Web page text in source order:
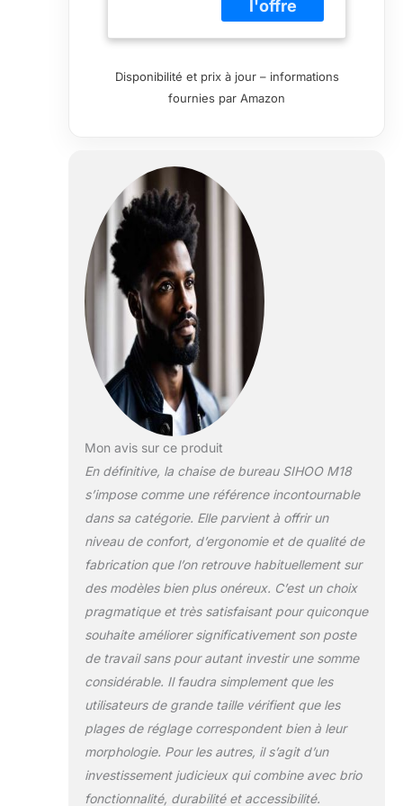
position assise la
périodes de
temps. Le
dossier réglable,
hauteur et de
l'inclinaison du
siège, ainsi que
les accoudoirs
réglables en
hauteur, vous
offrent une
expérience
personnalisée.
★[Dossier en
maille
respirante]Les
fauteuil de
de haute qualité
ont des dossiers
vous procurent
une sensation de
fraîcheur et une
position assise
favorise une
bonne circulation
de l'air, élimine la
sueur et
l'humidité, et
vous permet
d’allier détente et
concentration.
★[Siège
rembourré] Le
design en forme
Disponibilité et prix à jour – informations
fournies par Amazon
Mon avis sur ce produit
En définitive, la chaise de bureau SIHOO M18
s’impose comme une référence incontournable
dans sa catégorie. Elle parvient à offrir un
niveau de confort, d’ergonomie et de qualité de
fabrication que l’on retrouve habituellement sur
des modèles bien plus onéreux. C’est un choix
pragmatique et très satisfaisant pour quiconque
souhaite améliorer significativement son poste
de travail sans pour autant investir une somme
considérable. Il faudra simplement que les
utilisateurs de grande taille vérifient que les
plages de réglage correspondent bien à leur
morphologie. Pour les autres, il s’agit d’un
investissement judicieux qui combine avec brio
fonctionnalité, durabilité et accessibilité.